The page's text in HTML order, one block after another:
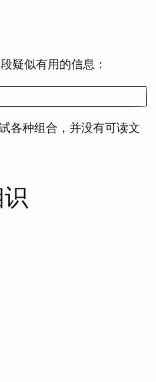
疑似有用的信息：
各种组合，并没有可读文